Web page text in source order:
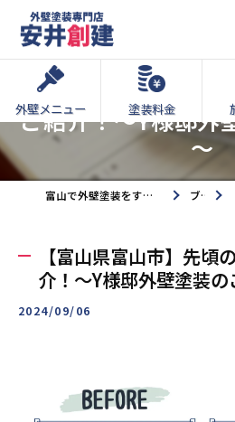
外壁メニュー 塗装料金
【富山県富山市】
ご紹介！～Y様邸外
～
富山で外壁塗装をするなら外壁塗装専門店安井創建へ ブログ
【富山県富山市】先頃
介！～Y様邸外壁塗装
2024/09/06